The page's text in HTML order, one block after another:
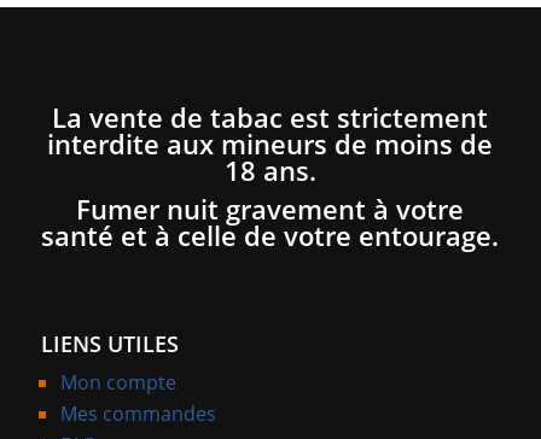
La vente de tabac est strictement
interdite aux mineurs de moins de
18 ans.
Fumer nuit gravement à votre
santé et à celle de votre entourage.
LIENS UTILES
Mon compte
Mes commandes